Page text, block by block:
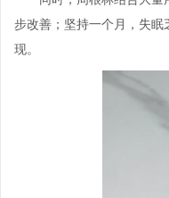
步改善；坚持一个月，失
现。